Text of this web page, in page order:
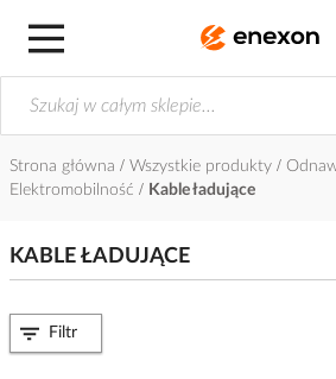
Strona główna Wszystkie produkty
Elektromobilność
Kable ładujące
KABLE ŁADUJĄCE
Filtr